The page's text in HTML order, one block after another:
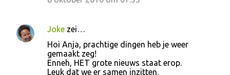
Joke zei…
Hoi Anja, prachtige dingen heb je weer
gemaakt zeg!
Enneh, HET grote nieuws staat erop.
Leuk dat we er samen inzitten.